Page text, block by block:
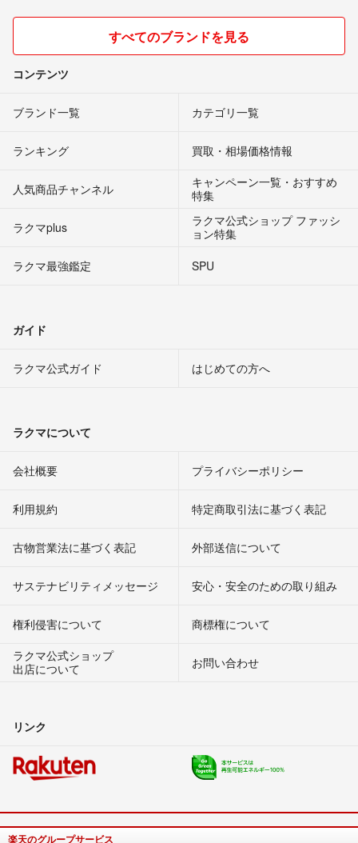
すべてのブランドを見る
コンテンツ
ブランド一覧 カテゴリ一覧
ランキング 買取・相場価格情報
人気商品チャンネル
キャンペーン一覧・おすすめ
特集
ラクマplus
ラクマ公式ショップ ファッシ
ョン特集
ラクマ最強鑑定
SPU
ガイド
ラクマ公式ガイド はじめての方へ
ラクマについて
会社概要 プライバシーポリシー
利用規約 特定商取引法に基づく表記
古物営業法に基づく表記 外部送信について
サステナビリティメッセージ 安心・安全のための取り組み
権利侵害について
商標権について
ラクマ公式ショップ
出店について
お問い合わせ
リンク
楽天のグループサービス